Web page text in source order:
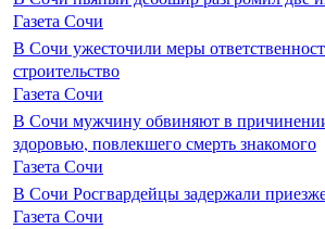
Газета Сочи
В Сочи ужесточили меры
строительство
Газета Сочи
В Сочи мужчину обвиняют в
здоровью, повлекшего смерть знакомого
Газета Сочи
В Сочи Росгвардейцы задержали
Газета Сочи